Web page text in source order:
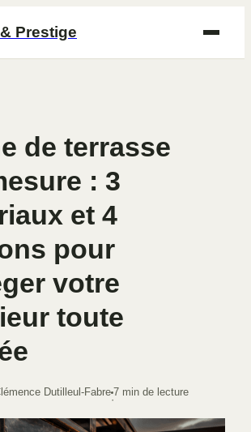
Prestige
de terrasse
: 3
et 4
pour
votre
toute
Dutilleul-Fabre
·
7 min de lecture